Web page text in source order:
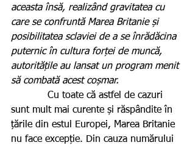
aceasta însă, realizând gravitatea cu
care se confruntă Marea Britanie și
posibilitatea sclaviei de a se înrădăcina
puternic în cultura forței de muncă,
autoritățile au lansat un program menit
să combată acest coșmar.
sunt mult mai curente și răspândite în
țările din estul Europei, Marea Britanie
nu face excepție. Din cauza numărului